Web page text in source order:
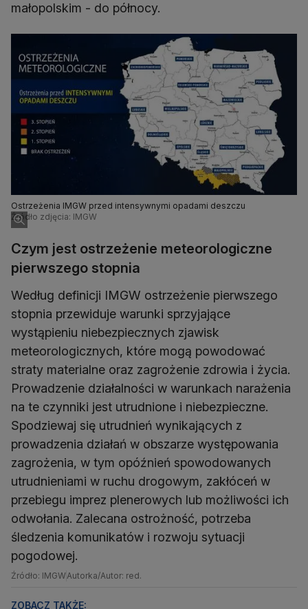
małopolskim - do północy.
Ostrzeżenia IMGW przed intensywnymi opadami deszczu
Źródło zdjęcia: IMGW
Czym jest ostrzeżenie meteorologiczne
pierwszego stopnia
Według definicji IMGW ostrzeżenie pierwszego
stopnia przewiduje warunki sprzyjające
wystąpieniu niebezpiecznych zjawisk
meteorologicznych, które mogą powodować
straty materialne oraz zagrożenie zdrowia i życia.
Prowadzenie działalności w warunkach narażenia
na te czynniki jest utrudnione i niebezpieczne.
Spodziewaj się utrudnień wynikających z
prowadzenia działań w obszarze występowania
zagrożenia, w tym opóźnień spowodowanych
utrudnieniami w ruchu drogowym, zakłóceń w
przebiegu imprez plenerowych lub możliwości ich
odwołania. Zalecana ostrożność, potrzeba
śledzenia komunikatów i rozwoju sytuacji
pogodowej.
Źródło: IMGWAutorka/Autor: red.
ZOBACZ TAKŻE: